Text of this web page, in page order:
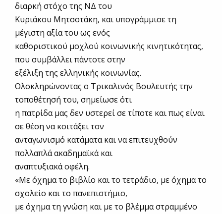
διαρκή στόχο της ΝΔ του
Κυριάκου Μητσοτάκη, και υπογράμμισε τη
μέγιστη αξία του ως ενός
καθοριστικού μοχλού κοινωνικής κινητικότητας,
που συμβάλλει πάντοτε στην
εξέλιξη της ελληνικής κοινωνίας.
Ολοκληρώνοντας ο Τρικαλινός Βουλευτής την
τοποθέτησή του, σημείωσε ότι
η πατρίδα μας δεν υστερεί σε τίποτε και πως είναι
σε θέση να κοιτάξει τον
ανταγωνισμό κατάματα και να επιτευχθούν
πολλαπλά ακαδημαϊκά και
αναπτυξιακά οφέλη.
«Με όχημα το βιβλίο και το τετράδιο, με όχημα το
σχολείο και το πανεπιστήμιο,
με όχημα τη γνώση και με το βλέμμα στραμμένο